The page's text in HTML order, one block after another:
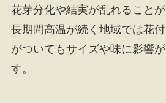
花芽分化や結実が乱れること
長期間高温が続く地域では花
がついてもサイズや味に影響
す。